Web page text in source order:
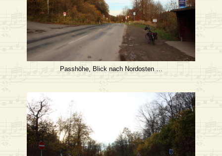
Passhöhe, Blick nach Nordosten …